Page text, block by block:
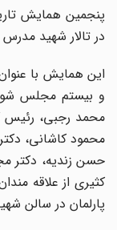
در تالار شهید
این همایش با عنوان
و بیستم مجلس
محمد رجبی، رئیس
محمود کاشانی،
حسن زندیه، دکتر
کثیری از علاقه
پارلمان در سالن